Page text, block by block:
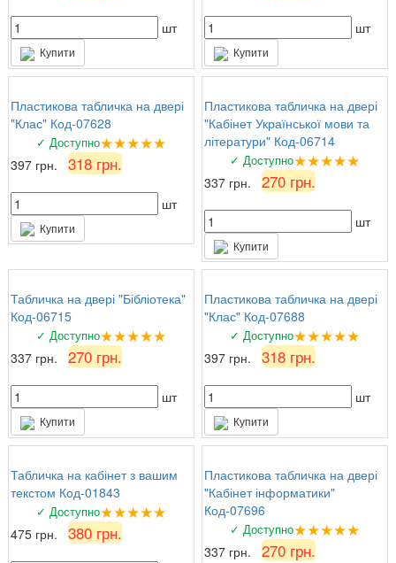
шт
Купити
шт
Купити
Пластикова табличка на двері
"Клас" Код-07628
✓ Доступно★★★★★
397 грн. 318 грн.
шт
Купити
Пластикова табличка на двері
"Кабінет Української мови та
літератури" Код-06714
✓ Доступно★★★★★
337 грн. 270 грн.
шт
Купити
Табличка на двері "Бібліотека"
Код-06715
✓ Доступно★★★★★
337 грн. 270 грн.
шт
Купити
Пластикова табличка на двері
"Клас" Код-07688
✓ Доступно★★★★★
397 грн. 318 грн.
шт
Купити
Табличка на кабінет з вашим
текстом Код-01843
✓ Доступно★★★★★
475 грн. 380 грн.
Пластикова табличка на двері
"Кабінет інформатики"
Код-07696
✓ Доступно★★★★★
337 грн. 270 грн.